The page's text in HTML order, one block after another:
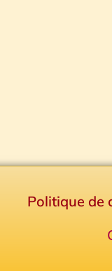
Politique de